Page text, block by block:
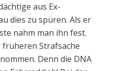
aus Ex-
dies zu spüren. Als er
nahm man ihn fest.
Strafsache
Denn die DNA